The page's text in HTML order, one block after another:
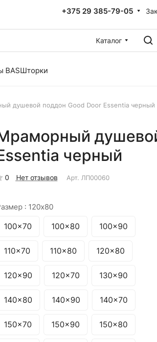
+375 29 385-79-05
Каталог
BASШторки
душевой поддон Good Door Essentia черный
черный
0 Нет отзывов Арт. ЛП00060
: 120x80
100x70 100x80 100x90
110x70 110x80 120x80
120x90 120x70 130x90
140x80 140x90 140x70
150x70 150x90 150x80